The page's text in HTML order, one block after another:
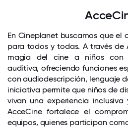
En Cineplanet buscamos que el
para todos y todas. A través de
magia del cine a niños con
auditiva, ofreciendo funciones
con audiodescripción, lenguaje
iniciativa permite que niños de
vivan una experiencia inclusiva
AcceCine fortalece el
equipos, quienes participan